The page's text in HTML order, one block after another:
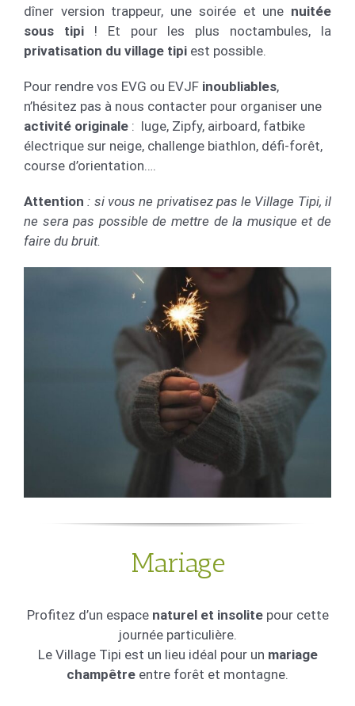
dîner version trappeur, une soirée et une nuitée
sous tipi! Et pour les plus noctambules, la
privatisation du village tipi est possible.
Pour rendre vos EVG ou EVJF inoubliables,
n’hésitez pas à nous contacter pour organiser une
activité originale : luge, Zipfy, airboard, fatbike
électrique sur neige, challenge biathlon, défi-forêt,
course d’orientation….
Attention : si vous ne privatisez pas le Village Tipi, il
ne sera pas possible de mettre de la musique et de
faire du bruit.
Mariage
Profitez d’un espace naturel et insolitepour cette
journée particulière.
Le Village Tipi est un lieu idéal pour un mariage
champêtre entre forêt et montagne.